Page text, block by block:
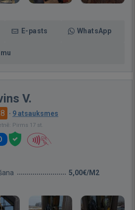
E-pasts WhatsApp
V.
· 9 atsauksmes
Pirms 17 st.
5,00€/M2